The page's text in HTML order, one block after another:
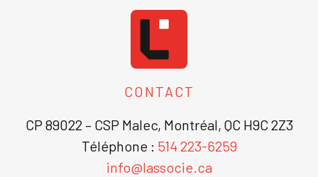
CONTACT
CP 89022 – CSP Malec, Montréal, QC H9C 2Z3
Téléphone : 514 223-6259
info@lassocie.ca